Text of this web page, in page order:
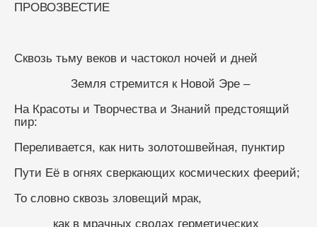
ПРОВОЗВЕСТИЕ
Сквозь тьму веков и частокол ночей и дней
                Земля стремится к Новой Эре –
На Красоты и Творчества и Знаний предстоящий
пир:
Переливается, как нить золотошвейная, пунктир
Пути Её в огнях сверкающих космических феерий;
То словно сквозь зловещий мрак,